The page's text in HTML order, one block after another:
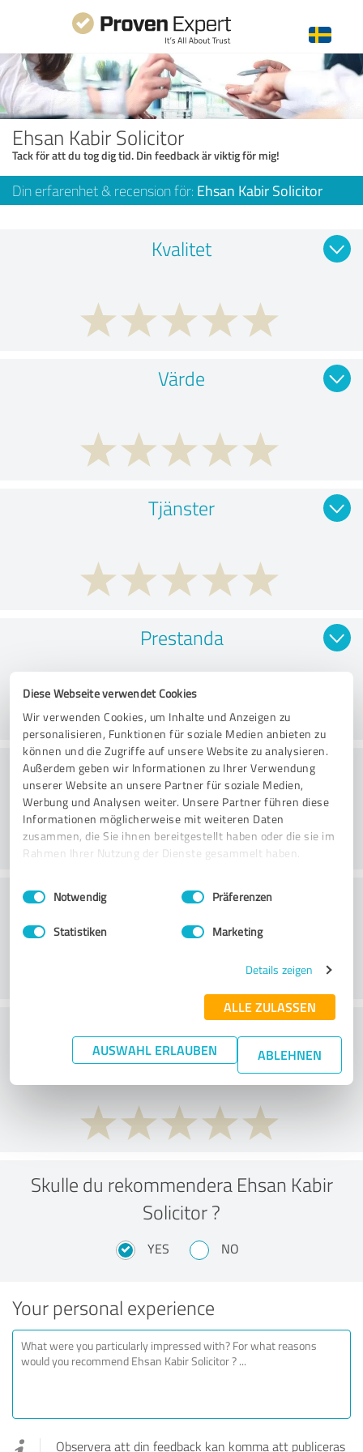
Diese Webseite verwendet Cookies
Wir verwenden Cookies, um Inhalte und Anzeigen zu
personalisieren, Funktionen für soziale Medien anbieten zu
können und die Zugriffe auf unsere Website zu analysieren.
Außerdem geben wir Informationen zu Ihrer Verwendung
unserer Website an unsere Partner für soziale Medien,
Werbung und Analysen weiter. Unsere Partner führen diese
Informationen möglicherweise mit weiteren Daten
zusammen, die Sie ihnen bereitgestellt haben oder die sie im
Rahmen Ihrer Nutzung der Dienste gesammelt haben.
Impressum Datenschutzbestimmungen
Einwilligungsauswahl
Notwendig Präferenzen
Statistiken Marketing
Details zeigen
ALLE ZULASSEN
AUSWAHL ERLAUBEN ABLEHNEN
Ehsan Kabir Solicitor
Tack för att du tog dig tid. Din feedback är viktig för mig!
Din erfarenhet & recension för: Ehsan Kabir Solicitor
Kvalitet
Värde
Tjänster
Prestanda
Rådgivning
Kundservice
What do you think of the price to
performance ratio?
Skulle du rekommendera Ehsan Kabir
Solicitor ?
YES NO
Your personal experience
Observera att din feedback kan komma att publiceras